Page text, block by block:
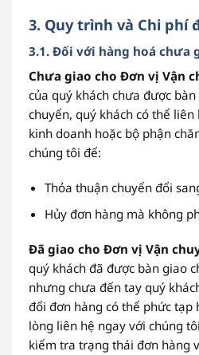
3. Quy trình và Chi phí
3.1. Đối với hàng hoá chưa
Chưa giao cho Đơn vị Vận
của quý khách chưa được
chuyển, quý khách có thể
kinh doanh hoặc bộ phận
chúng tôi để:
Thỏa thuận chuyển đổi
Hủy đơn hàng mà không
Đã giao cho Đơn vị Vận
quý khách đã được bàn giao
nhưng chưa đến tay quý
đổi đơn hàng có thể phức tạp
lòng liên hệ ngay với chúng
kiểm tra trạng thái đơn hàng